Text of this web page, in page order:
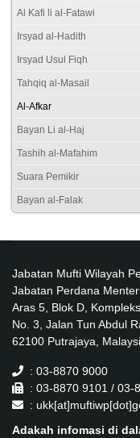
Al Kafi li al-Fatawi
Irsyad al-Hadith
Irsyad Usul Fiqh
Tahqiq al-Masail
Al-Afkar
Bayan Li al-Haj
Tashih al-Mafahim
Suara Pemikir
Bayan al-Falak
Jabatan Mufti Wilayah
Jabatan Perdana
Aras 5, Blok D,
No. 3, Jalan Tun Abdul
62100 Putrajaya,
: 03-8870 9000
: 03-8870 9101 / 03-
:
Adakah infomasi di